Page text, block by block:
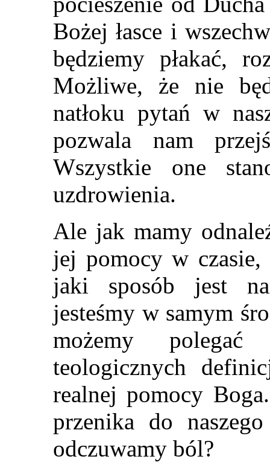
Bożej łasce i
będziemy płakać,
Możliwe, że nie
natłoku pytań w
pozwala nam
Wszystkie one
uzdrowienia.
Ale jak mamy
jej pomocy w
jaki sposób jest
jesteśmy w samym
możemy
teologicznych
realnej pomocy
przenika do
odczuwamy ból?